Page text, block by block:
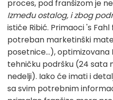
proces, pod franšizom je
Između ostalog, i zbog
ističe Ribić. Primaoci 's
potreban marketinški
posetnice...), optimizovana
tehničku podršku (24 sata
nedelji). Iako će imati i
sa svim potrebnim